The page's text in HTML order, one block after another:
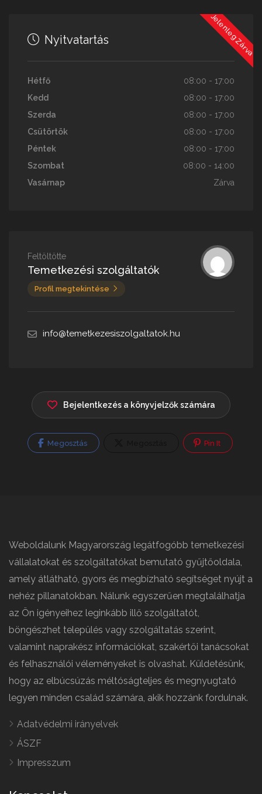
Jelenleg Zárva
Nyitvatartás
Hétfő
08:00 - 17:00
Kedd
08:00 - 17:00
Szerda
08:00 - 17:00
Csütörtök
08:00 - 17:00
Péntek
08:00 - 17:00
Szombat
08:00 - 14:00
Vasárnap
Zárva
Feltöltötte
Temetkezési szolgáltatók
Profil megtekintése
info@temetkezesiszolgaltatok.hu
Bejelentkezés a könyvjelzők számára
Megosztás Pin It
Weboldalunk Magyarország legátfogóbb temetkezési
vállalatokat és szolgáltatókat bemutató gyűjtőoldala,
amely átlátható, gyors és megbízható segítséget nyújt a
nehéz pillanatokban. Nálunk egyszerűen megtalálhatja
az Ön igényeihez leginkább illő szolgáltatót,
böngészhet település vagy szolgáltatás szerint,
valamint naprakész információkat, szakértői tanácsokat
és felhasználói véleményeket is olvashat. Küldetésünk,
hogy az elbúcsúzás méltóságteljes és megnyugtató
legyen minden család számára, akik hozzánk fordulnak.
Adatvédelmi irányelvek
ÁSZF
Impresszum